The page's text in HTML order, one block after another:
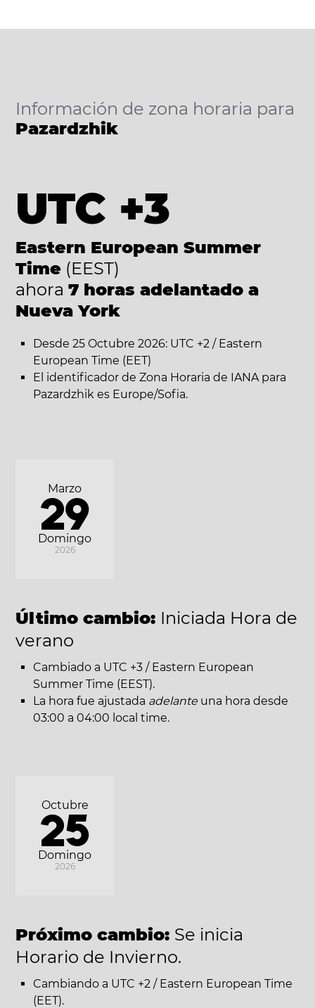
Información de zona horaria para
Pazardzhik
UTC +3
Eastern European Summer
Time (EEST)
ahora 7 horas adelantado a
Nueva York
Desde 25 Octubre 2026: UTC +2 / Eastern
European Time (EET)
El identificador de Zona Horaria de IANA para
Pazardzhik es Europe/Sofia.
Domingo
Marzo
29
2026
Último cambio: Iniciada Hora de
verano
Cambiado a UTC +3 / Eastern European
Summer Time (EEST).
La hora fue ajustada adelante una hora desde
03:00 a 04:00 local time.
Domingo
Octubre
25
2026
Próximo cambio: Se inicia
Horario de Invierno.
Cambiando a UTC +2 / Eastern European Time
(EET).